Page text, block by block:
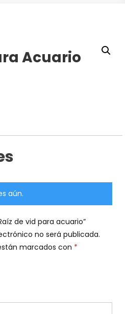
Acuario
aún.
de vid para acuario”
no será publicada.
marcados con *